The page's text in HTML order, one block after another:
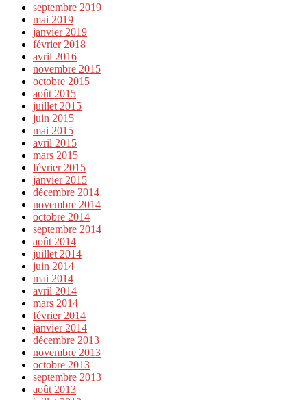
septembre 2019
mai 2019
janvier 2019
février 2018
avril 2016
novembre 2015
octobre 2015
août 2015
juillet 2015
juin 2015
mai 2015
avril 2015
mars 2015
février 2015
janvier 2015
décembre 2014
novembre 2014
octobre 2014
septembre 2014
août 2014
juillet 2014
juin 2014
mai 2014
avril 2014
mars 2014
février 2014
janvier 2014
décembre 2013
novembre 2013
octobre 2013
septembre 2013
août 2013